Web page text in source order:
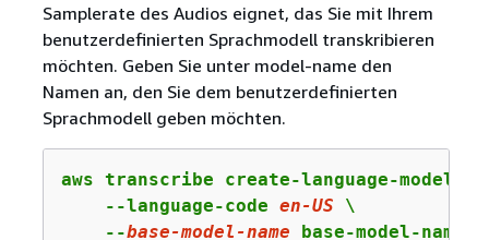
Samplerate des Audios eignet, das Sie mit Ihrem
benutzerdefinierten Sprachmodell transkribieren
möchten. Geben Sie unter model-name den
Namen an, den Sie dem benutzerdefinierten
Sprachmodell geben möchten.
aws transcribe create-language-model \
    --language-code
en-US \
    --
base-model-name base-model-name \